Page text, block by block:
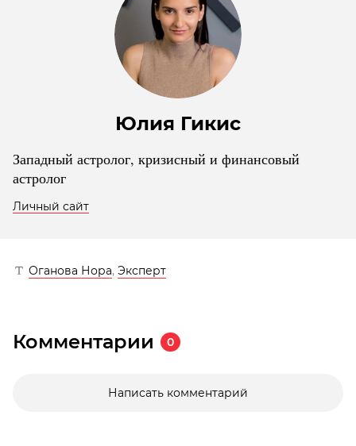
Юлия Гикис
Западный астролог, кризисный и финансовый
астролог
Личный сайт
Оганова Нора, Эксперт
Комментарии 0
Написать комментарий